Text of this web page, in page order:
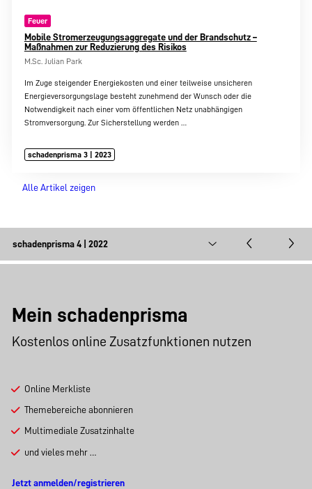
Feuer
Mobile Stromerzeugungsaggregate und der Brandschutz –
Maßnahmen zur Reduzierung des Risikos
M.Sc. Julian Park
Im Zuge steigender Energiekosten und einer teilweise unsicheren
Energieversorgungslage besteht zunehmend der Wunsch oder die
Notwendigkeit nach einer vom öffentlichen Netz unabhängigen
Stromversorgung. Zur Sicherstellung werden
schadenprisma 3 | 2023
Alle Artikel zeigen
Mein schadenprisma
Kostenlos online Zusatzfunktionen nutzen
Online Merkliste
Themebereiche abonnieren
Multimediale Zusatzinhalte
und vieles mehr …
Jetzt anmelden/registrieren